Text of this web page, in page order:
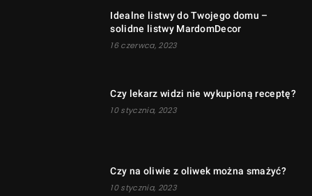
Idealne listwy do Twojego domu –
solidne listwy MardomDecor
16 czerwca, 2023
Czy lekarz widzi nie wykupioną receptę?
10 stycznia, 2023
Czy na oliwie z oliwek można smażyć?
10 stycznia, 2023